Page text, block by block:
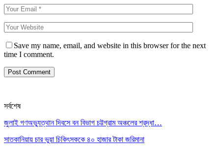
Save my name, email, and website in this browser for the next
time I comment.
সর্বশেষ
জুলাই গণঅভ্যুত্থান দিবসে বন বিভাগ চট্টগ্রাম অঞ্চলের শ্রদ্ধা…
সাতকানিয়ায় চার ভুয়া চিকিৎসককে ৪০ হাজার টাকা জরিমানা